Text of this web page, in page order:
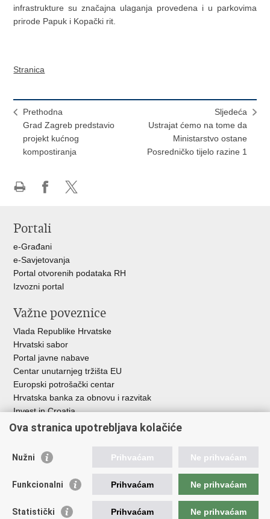
infrastrukture su značajna ulaganja provedena i u parkovima
prirode Papuk i Kopački rit.
Stranica
Prethodna
Grad Zagreb predstavio
projekt kućnog
kompostiranja
Sljedeća
Ustrajat ćemo na tome da
Ministarstvo ostane
Posredničko tijelo razine 1
Facebooku
Portali
e-Građani
e-Savjetovanja
Portal otvorenih podataka RH
Izvozni portal
Važne poveznice
Vlada Republike Hrvatske
Hrvatski sabor
Portal javne nabave
Centar unutarnjeg tržišta EU
Europski potrošački centar
Hrvatska banka za obnovu i razvitak
Invest in Croatia
Europska banka za obnovu i razvoj
Središnja agencija za financiranje i ugovaranje
Institucije i javne ustanove u nadležnosti
Ministarstva
Agencija za ugljikovodike
Ova stranica upotrebljava kolačiće
Nužni Prihvaćam Ne prihvaćam
Funkcionalni Prihvaćam Ne prihvaćam
Statistički Prihvaćam Ne prihvaćam